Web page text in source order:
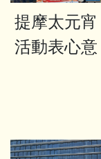
提摩太元宵
活動表心意